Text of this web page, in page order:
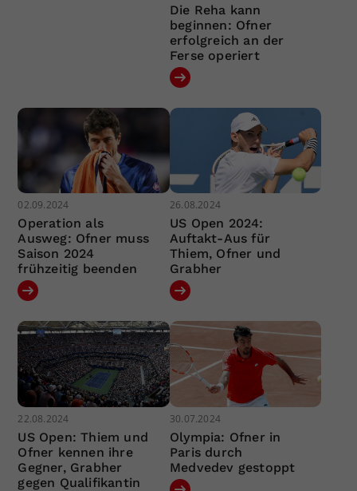
Die Reha kann
beginnen: Ofner
erfolgreich an der
Ferse operiert
02.09.2024
Operation als
Ausweg: Ofner muss
Saison 2024
frühzeitig beenden
26.08.2024
US Open 2024:
Auftakt-Aus für
Thiem, Ofner und
Grabher
22.08.2024
US Open: Thiem und
Ofner kennen ihre
Gegner, Grabher
gegen Qualifikantin
30.07.2024
Olympia: Ofner in
Paris durch
Medvedev gestoppt